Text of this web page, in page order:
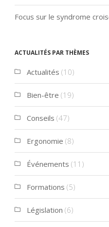
Focus sur le syndrome
Actualités par thèmes
Actualités (10)
Bien-être (19)
Conseils (47)
Ergonomie (8)
Événements (11)
Formations (5)
Législation (6)